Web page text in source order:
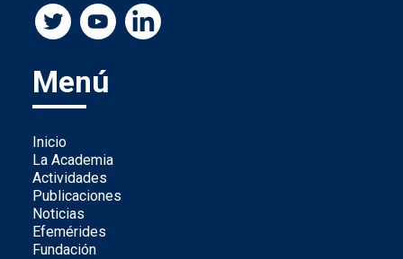
Menú
Inicio
La Academia
Actividades
Publicaciones
Noticias
Efemérides
Fundación